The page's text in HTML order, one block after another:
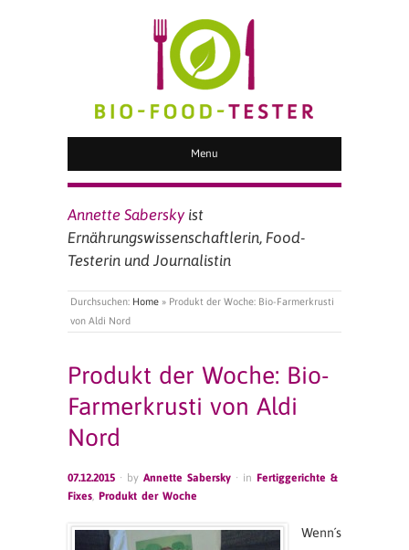
BIO FOOD TESTER
Menu
Annette Sabersky ist
Ernährungswissenschaftlerin, Food-
Testerin und Journalistin
Durchsuchen: Home » Produkt der Woche: Bio-Farmerkrusti
von Aldi Nord
Produkt der Woche: Bio-
Farmerkrusti von Aldi
Nord
07.12.2015 · by Annette Sabersky · in Fertiggerichte &
Fixes Produkt der Woche
Wenn´s